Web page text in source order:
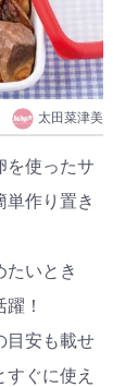
太田菜津美
を使ったサ
単作り置き
たいとき
！
目安も載せ
ぐに使え